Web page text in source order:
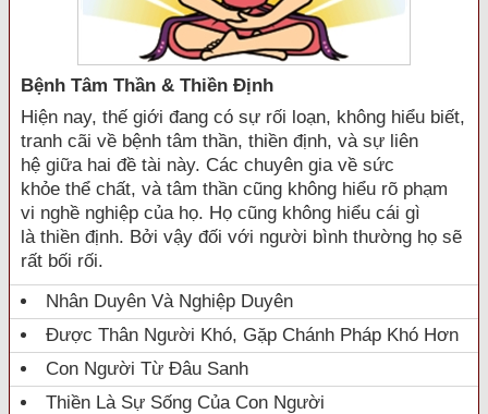
Bệnh Tâm Thần & Thiền Định
Hiện nay, thế giới đang có sự rối loạn, không hiểu biết,
tranh cãi về bệnh tâm thần, thiền định, và sự liên
hệ giữa hai đề tài này. Các chuyên gia về sức
khỏe thể chất, và tâm thần cũng không hiểu rõ phạm
vi nghề nghiệp của họ. Họ cũng không hiểu cái gì
là thiền định. Bởi vậy đối với người bình thường họ sẽ
rất bối rối.
Nhân Duyên Và Nghiệp Duyên
Được Thân Người Khó, Gặp Chánh Pháp Khó Hơn
Con Người Từ Đâu Sanh
Thiền Là Sự Sống Của Con Người